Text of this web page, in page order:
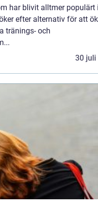
har blivit alltmer populärt
efter alternativ för att
tränings- och
30 juli